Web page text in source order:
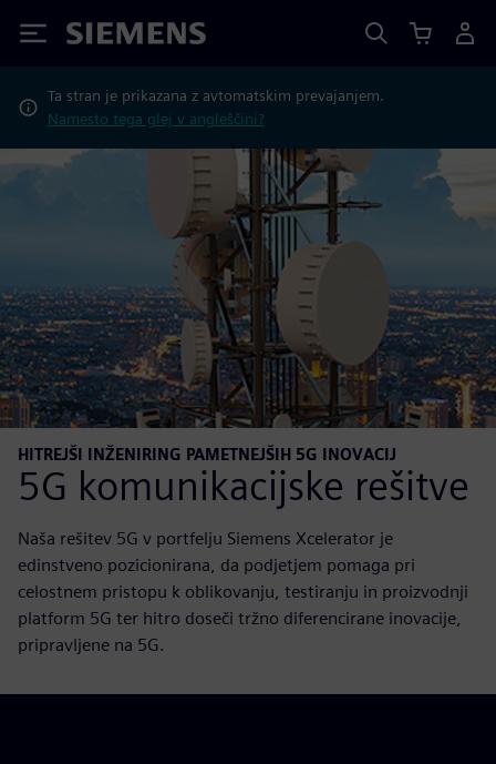
Siemens
Ta stran je prikazana z avtomatskim prevajanjem.
Namesto tega glej v angleščini?
HITREJŠI INŽENIRING PAMETNEJŠIH 5G INOVACIJ
5G komunikacijske rešitve
Naša rešitev 5G v portfelju Siemens Xcelerator je
edinstveno pozicionirana, da podjetjem pomaga pri
celostnem pristopu k oblikovanju, testiranju in proizvodnji
platform 5G ter hitro doseči tržno diferencirane inovacije,
pripravljene na 5G.